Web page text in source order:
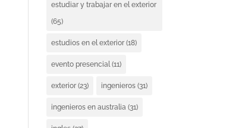
estudiar y trabajar en el exterior
(65)
estudios en el exterior (18)
evento presencial(11)
exterior (23) ingenieros (31)
ingenieros en australia (31)